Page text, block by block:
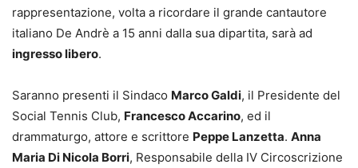
rappresentazione, volta a ricordare il grande cantautore
italiano De Andrè a 15 anni dalla sua dipartita, sarà ad
ingresso libero.
Saranno presenti il Sindaco Marco Galdi, il Presidente del
Social Tennis Club, Francesco Accarino, ed il
drammaturgo, attore e scrittore Peppe Lanzetta. Anna
Maria Di Nicola Borri, Responsabile della IV Circoscrizione